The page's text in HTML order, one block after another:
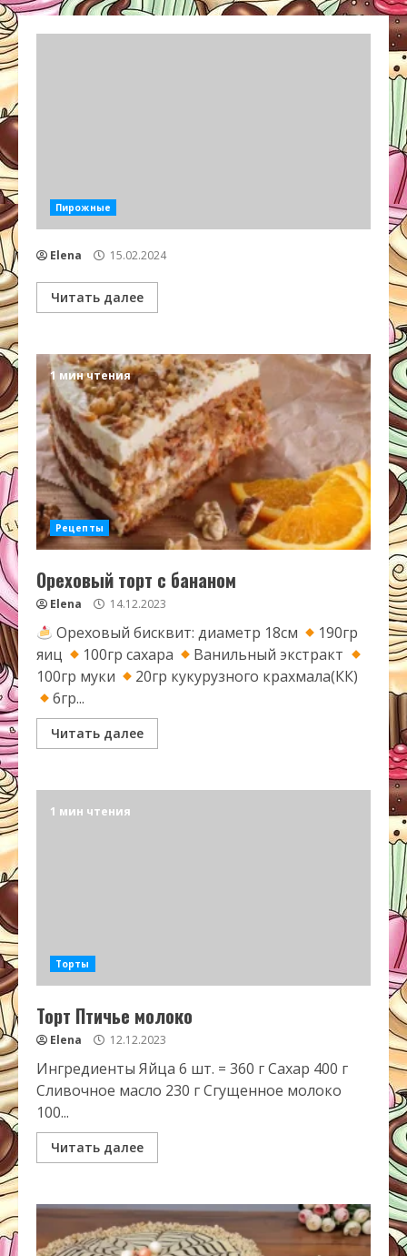
Пирожные
Elena 15.02.2024
Читать далее
1 мин чтения
Рецепты
Ореховый торт с бананом
Elena 14.12.2023
Ореховый бисквит: диаметр 18см
190гр
яиц
100гр сахара
Ванильный экстракт
100гр муки
20гр кукурузного крахмала(КК)
6гр...
Читать далее
1 мин чтения
Торты
Торт Птичье молоко
Elena 12.12.2023
Ингредиенты Яйца 6 шт. = 360 г Сахар 400 г
Сливочное масло 230 г Сгущенное молоко
100...
Читать далее